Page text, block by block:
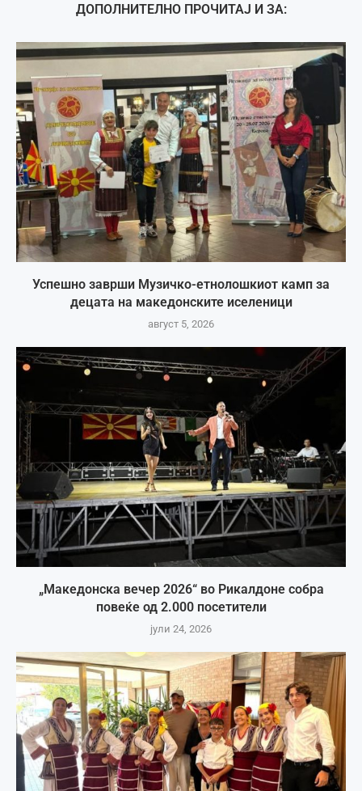
ДОПОЛНИТЕЛНО ПРОЧИТАЈ И ЗА:
Успешно заврши Музичко-етнолошкиот камп за
децата на македонските иселеници
август 5, 2026
„Македонска вечер 2026“ во Рикалдоне собра
повеќе од 2.000 посетители
јули 24, 2026